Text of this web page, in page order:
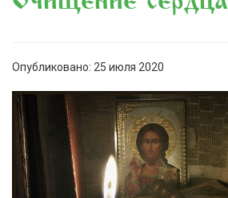
Опубликовано: 25 июля 2020